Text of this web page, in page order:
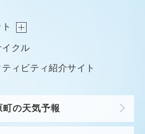
クル
ィビティ紹介サイト
町の天気予報